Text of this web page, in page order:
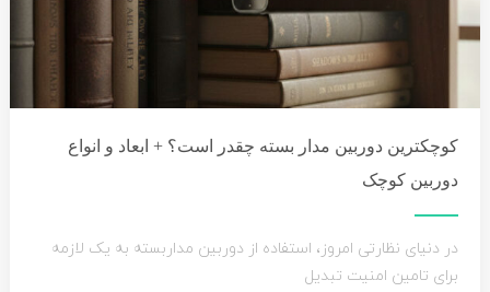
کوچکترین دوربین مدار بسته چقدر است؟ + ابعاد و انواع
دوربین کوچک
در دنیای نظارتی امروز، استفاده از دوربین مداربسته به یک لازمه
برای تامین امنیت تبدیل